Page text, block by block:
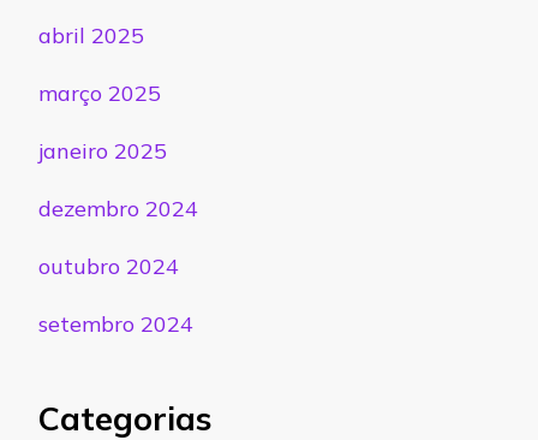
abril 2025
março 2025
janeiro 2025
dezembro 2024
outubro 2024
setembro 2024
Categorias